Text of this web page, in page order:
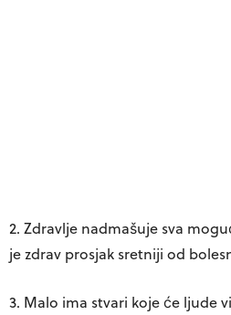
2. Zdravlje nadmašuje sva
je zdrav prosjak sretniji od
3. Malo ima stvari koje će ljude